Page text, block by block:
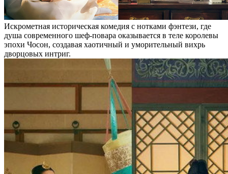
Искрометная историческая комедия с нотками фэнтези, где
душа современного шеф-повара оказывается в теле королевы
эпохи Чосон, создавая хаотичный и уморительный вихрь
дворцовых интриг.